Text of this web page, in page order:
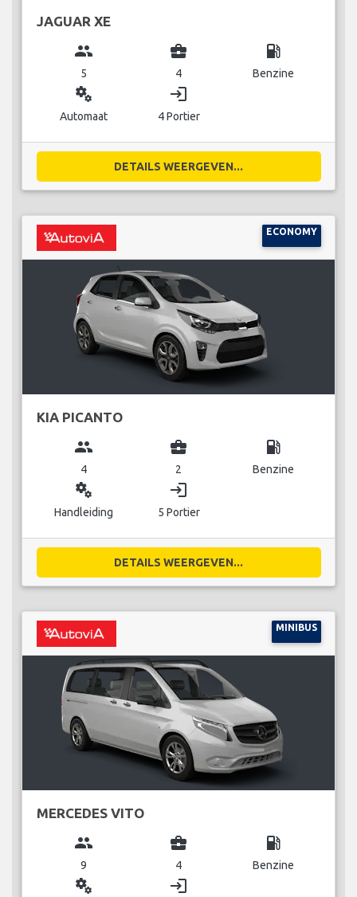
JAGUAR XE
group
5
business_center
4
local_gas_station
Benzine
miscellaneous_services
Automaat
login
4 Portier
DETAILS WEERGEVEN...
ECONOMY
KIA PICANTO
group
4
business_center
2
local_gas_station
Benzine
miscellaneous_services
Handleiding
login
5 Portier
DETAILS WEERGEVEN...
MINIBUS
MERCEDES VITO
group
9
business_center
4
local_gas_station
Benzine
miscellaneous_services login